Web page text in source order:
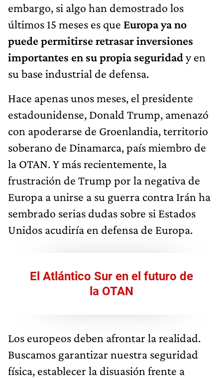
embargo, si algo han demostrado los
últimos 15 meses es que Europa ya no
puede permitirse retrasar inversiones
importantes en su propia seguridady en
su base industrial de defensa.
Hace apenas unos meses, el presidente
estadounidense, Donald Trump, amenazó
con apoderarse de Groenlandia, territorio
soberano de Dinamarca, país miembro de
la OTAN. Y más recientemente, la
frustración de Trump por la negativa de
Europa a unirse a su guerra contra Irán ha
sembrado serias dudas sobre si Estados
Unidos acudiría en defensa de Europa.
El Atlántico Sur en el futuro de
la OTAN
Los europeos deben afrontar la realidad.
Buscamos garantizar nuestra seguridad
física, establecer la disuasión frente a